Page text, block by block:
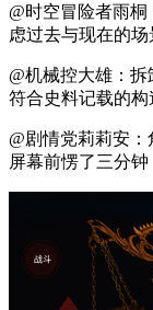
@时空冒险者雨
虑过去与现在的
@机械控大雄：
符合史料记载的构
@剧情党莉莉安
屏幕前愣了三分钟